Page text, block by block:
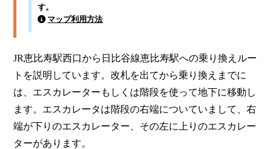
す。
マップ利用方法
JR恵比寿駅西口から日比谷線恵比寿駅への乗り換えルー
トを説明しています。改札を出てから乗り換えまでに
は、エスカレーターもしくは階段を使って地下に移動し
ます。エスカレータは階段の右端についていまして、右
端が下りのエスカレーター、その左に上りのエスカレー
ターがあります。